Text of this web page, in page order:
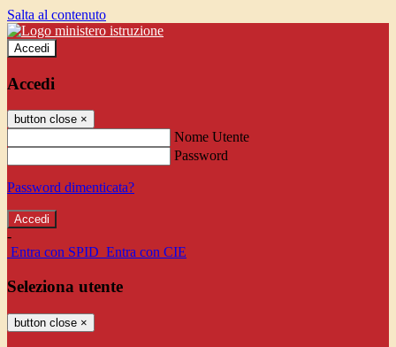
Salta al contenuto
Accedi
Accedi
button close ×
Nome Utente
Password
Password dimenticata?
-
Entra con SPID Entra con CIE
Seleziona utente
button close ×